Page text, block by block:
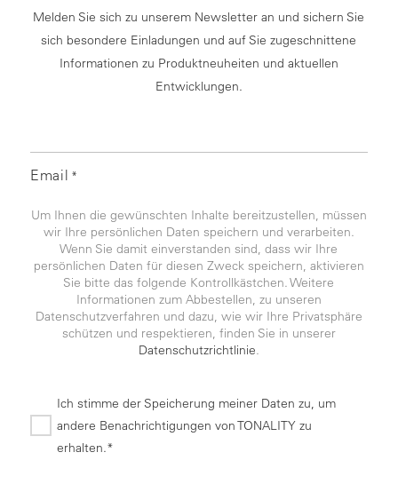
Melden Sie sich zu unserem Newsletter an und sichern Sie
sich besondere Einladungen und auf Sie zugeschnittene
Informationen zu Produktneuheiten und aktuellen
Entwicklungen.
Email *
Um Ihnen die gewünschten Inhalte bereitzustellen, müssen
wir Ihre persönlichen Daten speichern und verarbeiten.
Wenn Sie damit einverstanden sind, dass wir Ihre
persönlichen Daten für diesen Zweck speichern, aktivieren
Sie bitte das folgende Kontrollkästchen. Weitere
Informationen zum Abbestellen, zu unseren
Datenschutzverfahren und dazu, wie wir Ihre Privatsphäre
schützen und respektieren, finden Sie in unserer
Datenschutzrichtlinie.
Ich stimme der Speicherung meiner Daten zu, um
andere Benachrichtigungen von TONALITY zu
erhalten.*